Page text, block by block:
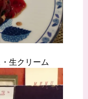
生クリーム